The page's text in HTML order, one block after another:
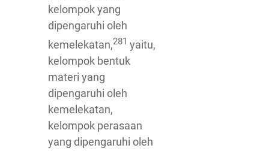
kelompok yang
dipengaruhi oleh
kemelekatan,281 yaitu,
kelompok bentuk
materi yang
dipengaruhi oleh
kemelekatan,
kelompok perasaan
yang dipengaruhi oleh